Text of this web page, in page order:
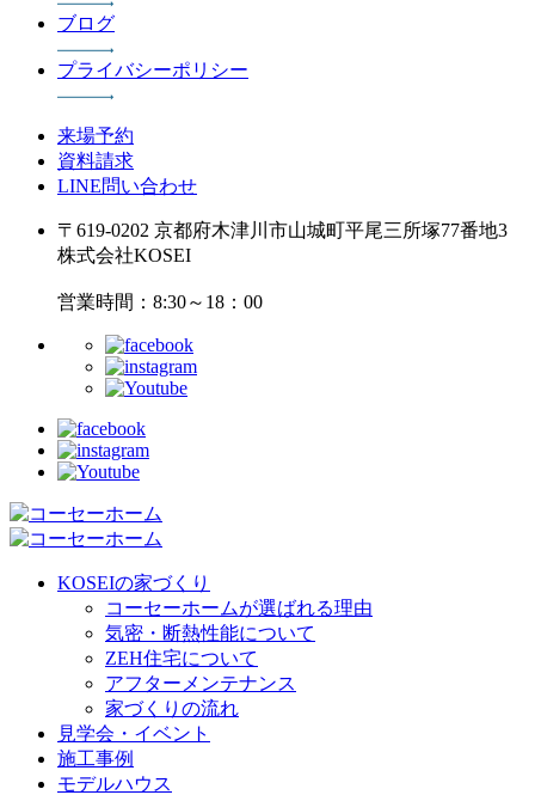
ブログ
プライバシーポリシー
来場予約
資料請求
LINE問い合わせ
〒619-0202 京都府木津川市山城町平尾三所塚77番地3
株式会社KOSEI
営業時間：8:30～18：00
KOSEIの家づくり
コーセーホームが選ばれる理由
気密・断熱性能について
ZEH住宅について
アフターメンテナンス
家づくりの流れ
見学会・イベント
施工事例
モデルハウス